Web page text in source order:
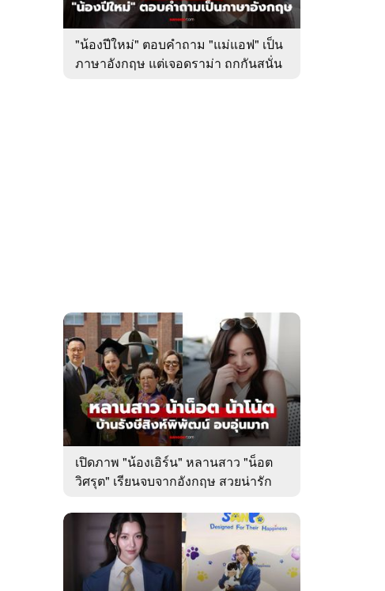
"น้องปีใหม่" ตอบคำถาม "แม่แอฟ" เป็น
ภาษาอังกฤษ แต่เจอดราม่า ถกกันสนั่น
เปิดภาพ "น้องเอิร์น" หลานสาว "น็อต
วิศรุต" เรียนจบจากอังกฤษ สวยน่ารัก